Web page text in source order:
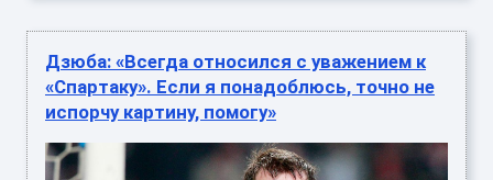
Дзюба: «Всегда относился с уважением к
«Спартаку». Если я понадоблюсь, точно не
испорчу картину, помогу»